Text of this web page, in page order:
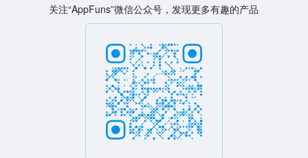
关注“AppFuns”微信公众号，发现更多有趣的产品